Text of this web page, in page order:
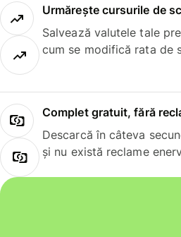
Urmărește cursurile de
Salvează valutele tale
cum se modifică rata de
Complet gratuit, fără
Descarcă în câteva
și nu există reclame